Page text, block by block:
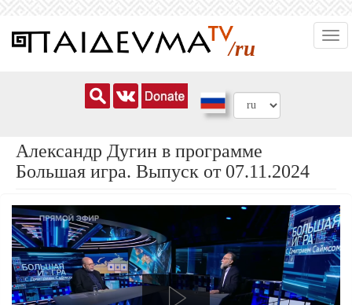
основному
/ru
Александр Дугин в программе
Большая игра. Выпуск от 07.11.2024